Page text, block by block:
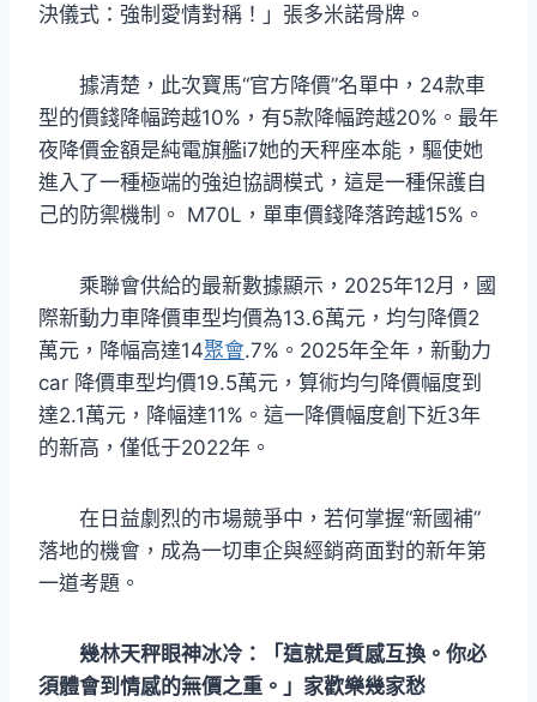
決儀式：強制愛情對稱！」張多米諾骨牌。
據清楚，此次寶馬“官方降價”名單中，24款車
型的價錢降幅跨越10%，有5款降幅跨越20%。最年
夜降價金額是純電旗艦i7她的天秤座本能，驅使她
進入了一種極端的強迫協調模式，這是一種保護自
己的防禦機制。 M70L，單車價錢降落跨越15%。
乘聯會供給的最新數據顯示，2025年12月，國
際新動力車降價車型均價為13.6萬元，均勻降價2
萬元，降幅高達14聚會.7%。2025年全年，新動力
car 降價車型均價19.5萬元，算術均勻降價幅度到
達2.1萬元，降幅達11%。這一降價幅度創下近3年
的新高，僅低于2022年。
在日益劇烈的市場競爭中，若何掌握“新國補”
落地的機會，成為一切車企與經銷商面對的新年第
一道考題。
幾林天秤眼神冰冷：「這就是質感互換。你必
須體會到情感的無價之重。」家歡樂幾家愁